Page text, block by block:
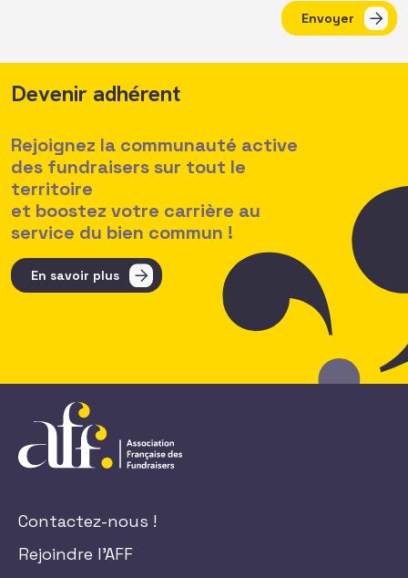
Envoyer
Devenir adhérent
Rejoignez la communauté active
des fundraisers sur tout le
territoire
et boostez votre carrière au
service du bien commun !
En savoir plus
Contactez-nous !
Rejoindre l'AFF